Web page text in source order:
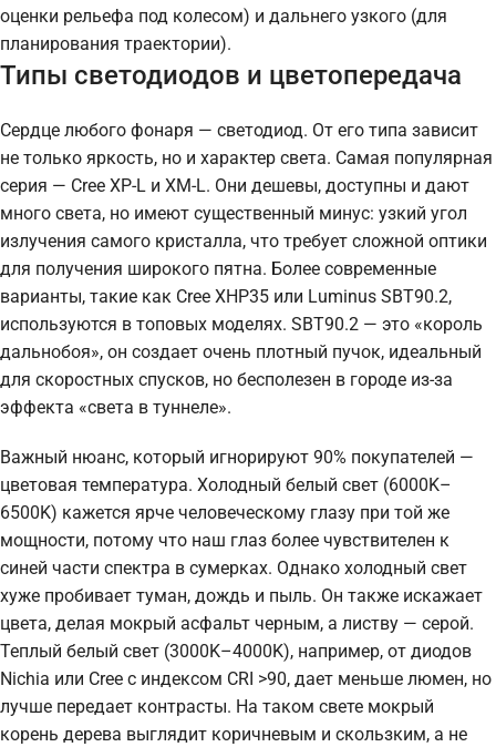
оценки рельефа под колесом) и дальнего узкого (для
планирования траектории).
Типы светодиодов и цветопередача
Сердце любого фонаря — светодиод. От его типа зависит
не только яркость, но и характер света. Самая популярная
серия — Cree XP-L и XM-L. Они дешевы, доступны и дают
много света, но имеют существенный минус: узкий угол
излучения самого кристалла, что требует сложной оптики
для получения широкого пятна. Более современные
варианты, такие как Cree XHP35 или Luminus SBT90.2,
используются в топовых моделях. SBT90.2 — это «король
дальнобоя», он создает очень плотный пучок, идеальный
для скоростных спусков, но бесполезен в городе из-за
эффекта «света в туннеле».
Важный нюанс, который игнорируют 90% покупателей —
цветовая температура. Холодный белый свет (6000K–
6500K) кажется ярче человеческому глазу при той же
мощности, потому что наш глаз более чувствителен к
синей части спектра в сумерках. Однако холодный свет
хуже пробивает туман, дождь и пыль. Он также искажает
цвета, делая мокрый асфальт черным, а листву — серой.
Теплый белый свет (3000K–4000K), например, от диодов
Nichia или Cree с индексом CRI >90, дает меньше люмен, но
лучше передает контрасты. На таком свете мокрый
корень дерева выглядит коричневым и скользким, а не